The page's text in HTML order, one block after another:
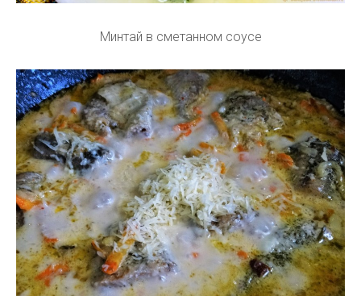
Минтай в сметанном соусе